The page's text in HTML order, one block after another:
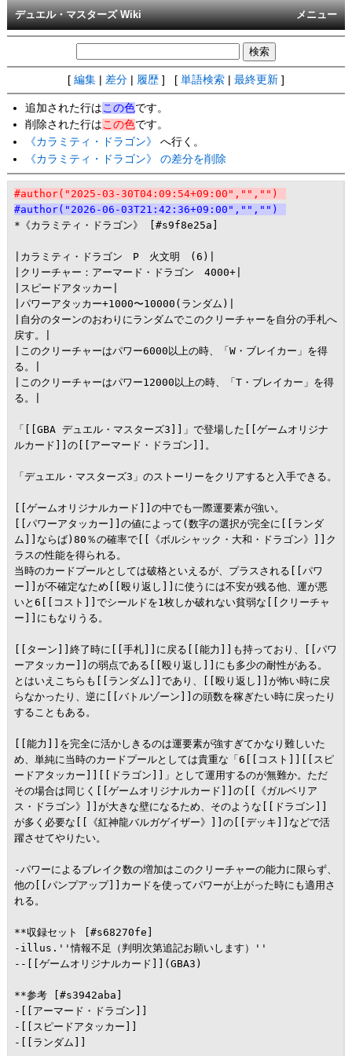
メニュー
デュエル・マスターズ Wiki
[ 編集 差分 履歴 ] [ 単語検索 最終更新 ]
追加された行は この色です。
削除された行はこの色です。
《カラミティ・ドラゴン》
へ行く。
《カラミティ・ドラゴン》 の差分を削除
#author("2025-03-30T04:09:54+09:00","","")
#author("2026-06-03T21:42:36+09:00","","")
*《カラミティ・ドラゴン》 [#s9f8e25a]
|カラミティ・ドラゴン　P　火文明　(6)|
|クリーチャー：アーマード・ドラゴン　4000+|
|スピードアタッカー|
|パワーアタッカー+1000〜10000(ランダム)|
|自分のターンのおわりにランダムでこのクリーチャーを自分の手札へ
戻す。|
|このクリーチャーはパワー6000以上の時、「W・ブレイカー」を得
る。|
|このクリーチャーはパワー12000以上の時、「T・ブレイカー」を得
る。|
「[[GBA デュエル・マスターズ3]]」で登場した[[ゲームオリジナ
ルカード]]の[[アーマード・ドラゴン]]。
「デュエル・マスターズ3」のストーリーをクリアすると入手できる。
[[ゲームオリジナルカード]]の中でも一際運要素が強い。
[[パワーアタッカー]]の値によって(数字の選択が完全に[[ランダ
ム]]ならば)80％の確率で[[《ボルシャック・大和・ドラゴン》]]ク
ラスの性能を得られる。
当時のカードプールとしては破格といえるが、プラスされる[[パワ
ー]]が不確定なため[[殴り返し]]に使うには不安が残る他、運が悪
いと6[[コスト]]でシールドを1枚しか破れない貧弱な[[クリーチャ
ー]]にもなりうる。
[[ターン]]終了時に[[手札]]に戻る[[能力]]も持っており、[[パワ
ーアタッカー]]の弱点である[[殴り返し]]にも多少の耐性がある。
とはいえこちらも[[ランダム]]であり、[[殴り返し]]が怖い時に戻
らなかったり、逆に[[バトルゾーン]]の頭数を稼ぎたい時に戻ったり
することもある。
[[能力]]を完全に活かしきるのは運要素が強すぎてかなり難しいた
め、単純に当時のカードプールとしては貴重な「6[[コスト]][[スピ
ードアタッカー]][[ドラゴン]]」として運用するのが無難か。ただ
その場合は同じく[[ゲームオリジナルカード]]の[[《ガルベリア
ス・ドラゴン》]]が大きな壁になるため、そのような[[ドラゴン]]
が多く必要な[[《紅神龍バルガゲイザー》]]の[[デッキ]]などで活
躍させてやりたい。
-パワーによるブレイク数の増加はこのクリーチャーの能力に限らず、
他の[[パンプアップ]]カードを使ってパワーが上がった時にも適用さ
れる。
**収録セット [#s68270fe]
-illus.''情報不足（判明次第追記お願いします）''
--[[ゲームオリジナルカード]](GBA3)
**参考 [#s3942aba]
-[[アーマード・ドラゴン]]
-[[スピードアタッカー]]
-[[ランダム]]